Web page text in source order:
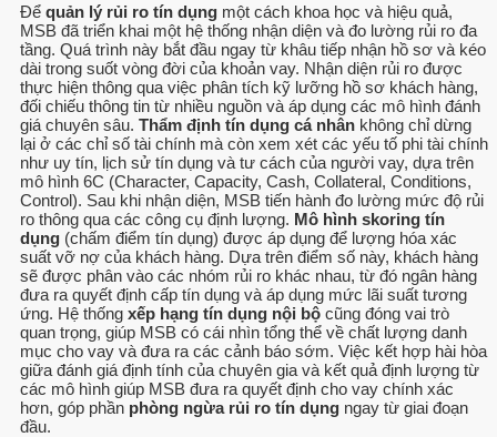
Để quản lý rủi ro tín dụng một cách khoa học và hiệu quả,
MSB đã triển khai một hệ thống nhận diện và đo lường rủi ro đa
tầng. Quá trình này bắt đầu ngay từ khâu tiếp nhận hồ sơ và kéo
dài trong suốt vòng đời của khoản vay. Nhận diện rủi ro được
thực hiện thông qua việc phân tích kỹ lưỡng hồ sơ khách hàng,
đối chiếu thông tin từ nhiều nguồn và áp dụng các mô hình đánh
giá chuyên sâu. Thẩm định tín dụng cá nhân không chỉ dừng
lại ở các chỉ số tài chính mà còn xem xét các yếu tố phi tài chính
như uy tín, lịch sử tín dụng và tư cách của người vay, dựa trên
mô hình 6C (Character, Capacity, Cash, Collateral, Conditions,
Control). Sau khi nhận diện, MSB tiến hành đo lường mức độ rủi
ro thông qua các công cụ định lượng. Mô hình skoring tín
dụng (chấm điểm tín dụng) được áp dụng để lượng hóa xác
suất vỡ nợ của khách hàng. Dựa trên điểm số này, khách hàng
sẽ được phân vào các nhóm rủi ro khác nhau, từ đó ngân hàng
đưa ra quyết định cấp tín dụng và áp dụng mức lãi suất tương
ứng. Hệ thống xếp hạng tín dụng nội bộ cũng đóng vai trò
quan trọng, giúp MSB có cái nhìn tổng thể về chất lượng danh
mục cho vay và đưa ra các cảnh báo sớm. Việc kết hợp hài hòa
giữa đánh giá định tính của chuyên gia và kết quả định lượng từ
các mô hình giúp MSB đưa ra quyết định cho vay chính xác
hơn, góp phần phòng ngừa rủi ro tín dụng ngay từ giai đoạn
đầu.